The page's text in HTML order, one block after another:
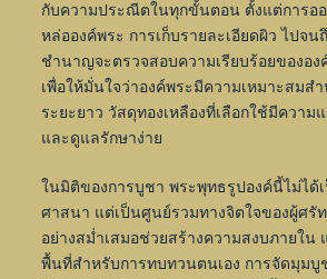
กับความประณีตในทุกขั้นตอน ตั้งแต่การอ
หล่อองค์พระ การเก็บรายละเอียดผิว ไปจน
ชำนาญจะตรวจสอบความเรียบร้อยขององ
เพื่อให้มั่นใจว่าองค์พระมีความเหมาะสมส
ระยะยาว วัสดุทองเหลืองที่เลือกใช้มีความ
และดูแลรักษาง่าย
ในมิติของการบูชา พระพุทธรูปองค์นี้ไม่ได้เ
ศาสนา แต่เป็นศูนย์รวมทางจิตใจของผู้ศรั
อย่างสม่ำเสมอช่วยสร้างความสงบภายใน
พื้นที่สำหรับการทบทวนตนเอง การจัดมุม